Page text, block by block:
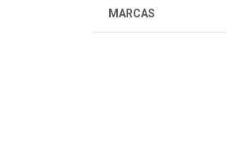
MARCAS